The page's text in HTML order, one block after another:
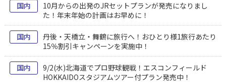
国内
10月からの出発のJRセットプランが発売になりまし
た！年末年始の計画はお早めに！
国内
丹後・天橋立・舞鶴に旅行へ！おひとり様1旅行あたり
15％割引キャンペーンを実施中！
国内
9/2(水)北海道でプロ野球観戦！エスコンフィールド
HOKKAIDOスタジアムツアー付プラン発売中！